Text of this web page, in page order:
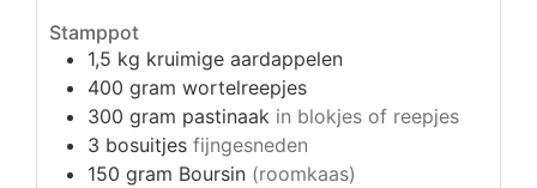
Stamppot
1,5 kg kruimige aardappelen
400 gram wortelreepjes
300 gram pastinaak in blokjes of reepjes
3 bosuitjes fijngesneden
150 gram Boursin (roomkaas)